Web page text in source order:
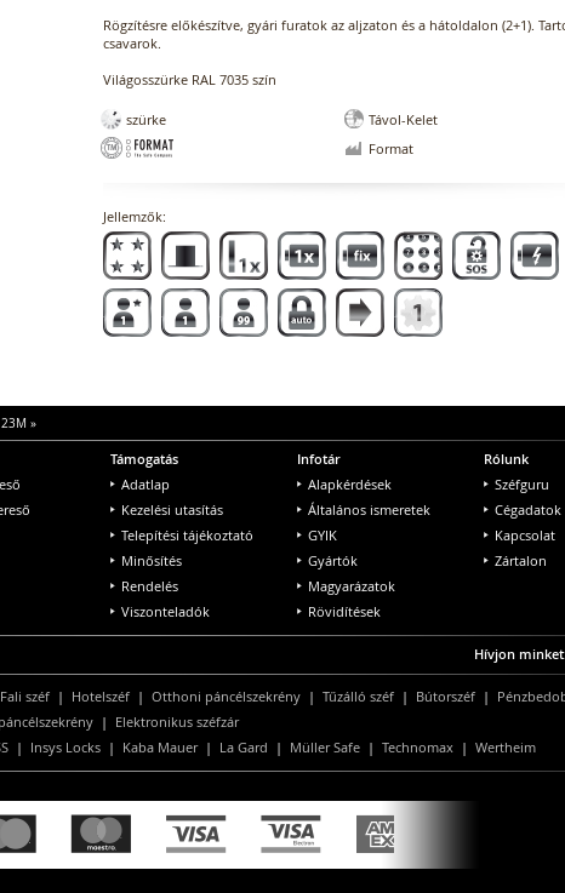
Rögzítésre előkészítve, gyári furatok az aljzaton és a hátoldalon (2+1).
csavarok.
Világosszürke RAL 7035 szín
szürke
Távol-Kelet
Format
Jellemzők:
»
Támogatás
Adatlap
Kezelési utasítás
Telepítési tájékoztató
Minősítés
Rendelés
Viszonteladók
Infotár
Alapkérdések
Általános ismeretek
GYIK
Gyártók
Magyarázatok
Rövidítések
Rólunk
Széfguru
Cégadatok
Kapcsolat
Zártalon
Hívjon
Fali széf| Hotelszéf| Otthoni páncélszekrény| Tűzálló széf| Bútorszéf|
páncélszekrény | Elektronikus széfzár
| Insys Locks | Kaba Mauer| La Gard | Müller Safe | Technomax | Wertheim